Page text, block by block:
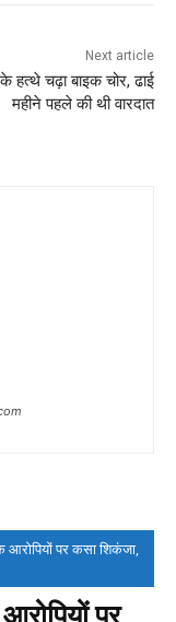
Next article
हत्थे चढ़ा बाइक चोर, ढाई
महीने पहले की थी वारदात